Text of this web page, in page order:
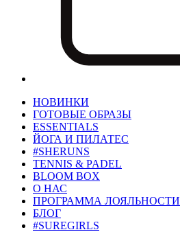
НОВИНКИ
ГОТОВЫЕ ОБРАЗЫ
ESSENTIALS
ЙОГА И ПИЛАТЕС
#SHERUNS
TENNIS & PADEL
BLOOM BOX
О НАС
ПРОГРАММА ЛОЯЛЬНОСТИ
БЛОГ
#SUREGIRLS